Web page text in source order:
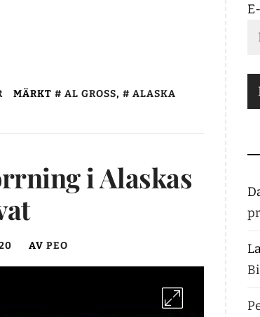
MÄRKT AL GROSS, ALASKA
i Alaskas
AV PEO